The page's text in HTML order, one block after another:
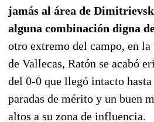
jamás al área de
alguna combinación digna
otro extremo del campo, en
de Vallecas, Ratón se acabó
del 0-0 que llegó intacto hasta
paradas de mérito y un buen
altos a su zona de influencia.